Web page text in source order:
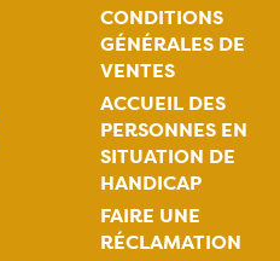
CONDITIONS
GÉNÉRALES DE
VENTES
ACCUEIL DES
PERSONNES EN
SITUATION DE
HANDICAP
FAIRE UNE
RÉCLAMATION